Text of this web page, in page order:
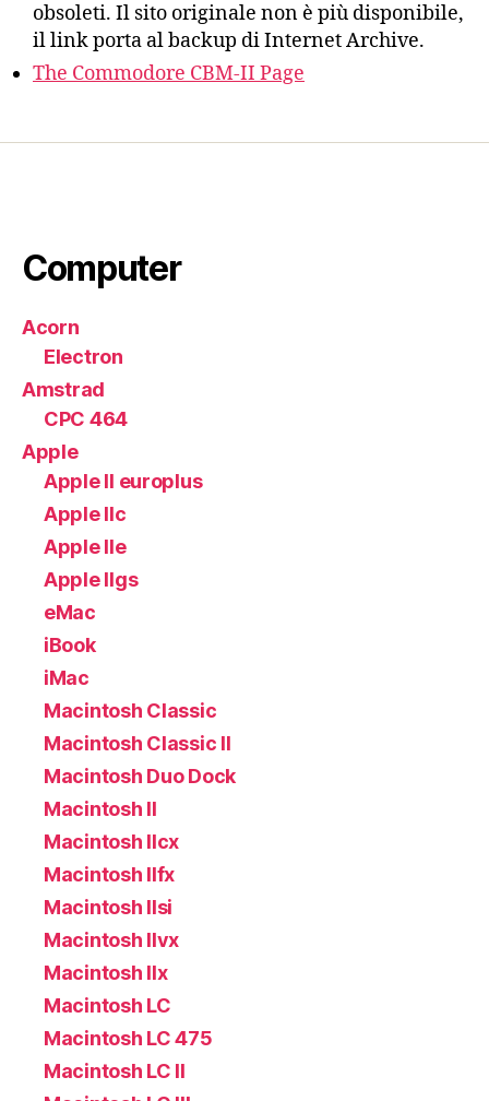
obsoleti. Il sito originale non è più disponibile,
il link porta al backup di Internet Archive.
The Commodore CBM-II Page
Computer
Acorn
Electron
Amstrad
CPC 464
Apple
Apple II europlus
Apple IIc
Apple IIe
Apple IIgs
eMac
iBook
iMac
Macintosh Classic
Macintosh Classic II
Macintosh Duo Dock
Macintosh II
Macintosh IIcx
Macintosh IIfx
Macintosh IIsi
Macintosh IIvx
Macintosh IIx
Macintosh LC
Macintosh LC 475
Macintosh LC II